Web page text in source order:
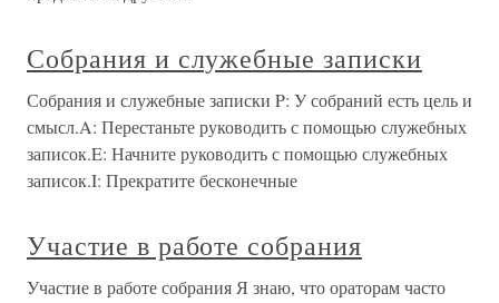
Собрания и служебные записки
Собрания и служебные записки P: У собраний есть цель и
смысл.A: Перестаньте руководить с помощью служебных
записок.E: Начните руководить с помощью служебных
записок.I: Прекратите бесконечные
Участие в работе собрания
Участие в работе собрания Я знаю, что ораторам часто